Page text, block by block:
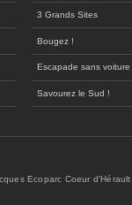
3 Grands Sites
Bougez !
Escapade sans voiture
Savourez le Sud !
Ecoparc Coeur